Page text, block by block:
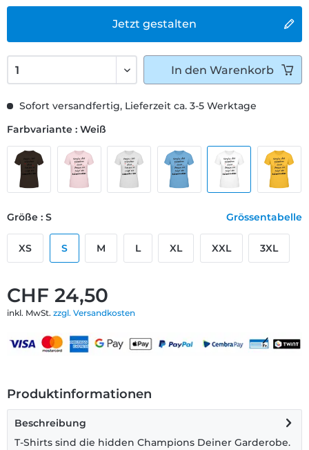
Jetzt gestalten
CHF 24,50
inkl. MwSt. zzgl. Versandkosten
Sofort versandfertig, Lieferzeit ca. 3-5 Werktage
Farbvariante : Weiß
Größe : S Grössentabelle
XS S M L XL XXL 3XL
In den Warenkorb
Produktinformationen
Beschreibung
T-Shirts sind die hidden Champions Deiner Garderobe.